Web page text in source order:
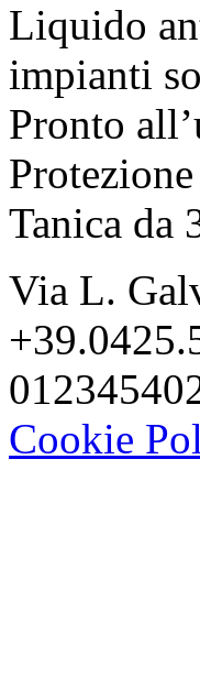
Liquido
impianti
Pronto
Tanica da
Via L.
Cookie